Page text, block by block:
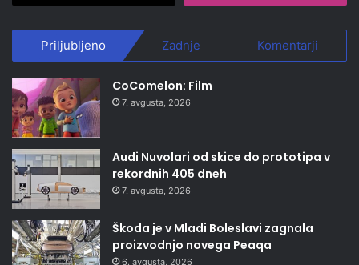
Priljubljeno Zadnje Komentarji
CoComelon: Film
7. avgusta, 2026
Audi Nuvolari od skice do prototipa v
rekordnih 405 dneh
7. avgusta, 2026
Škoda je v Mladi Boleslavi zagnala
proizvodnjo novega Peaqa
6. avgusta, 2026